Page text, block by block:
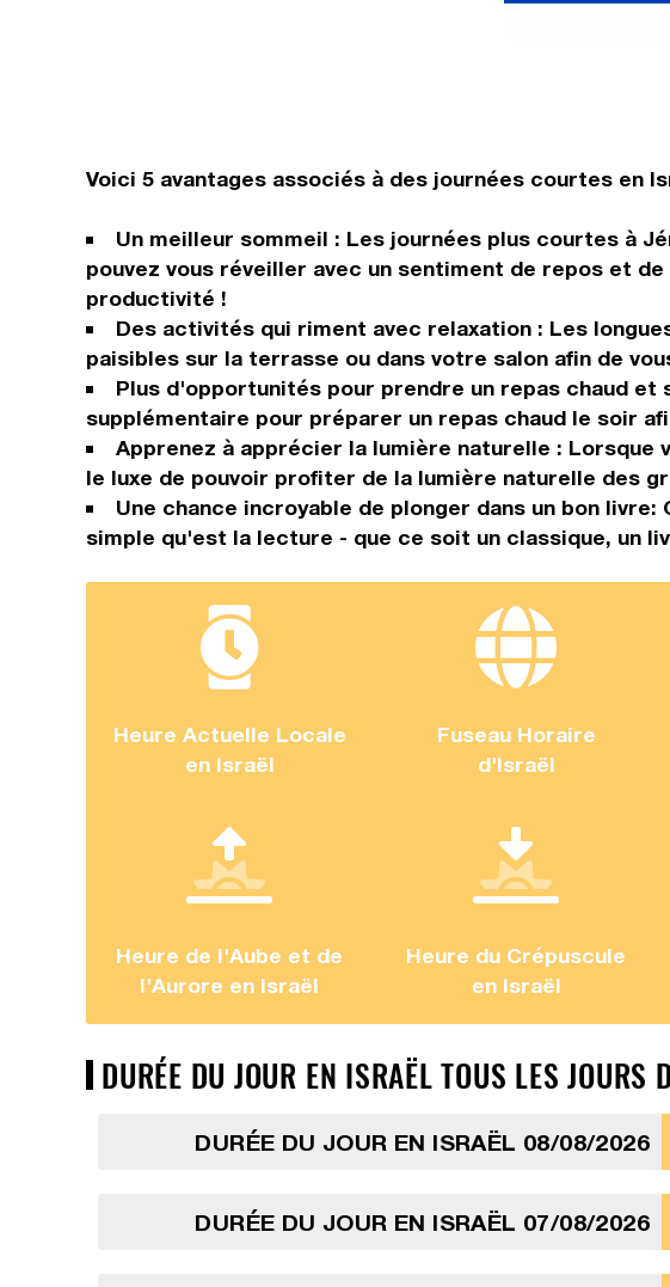
Voici 5 avantages associés à des journées courtes en
Un meilleur sommeil : Les journées plus courtes à
pouvez vous réveiller avec un sentiment de repos et
productivité !
Des activités qui riment avec relaxation : Les
paisibles sur la terrasse ou dans votre salon afin de
Plus d'opportunités pour prendre un repas chaud et
supplémentaire pour préparer un repas chaud le soir
Apprenez à apprécier la lumière naturelle :
le luxe de pouvoir profiter de la lumière naturelle des
Une chance incroyable de plonger dans un bon
simple qu'est la lecture - que ce soit un classique, un
Heure Actuelle Locale
en Israël
Fuseau Horaire
d'Israël
Heure de l'Aube et de
l'Aurore en Israël
Heure du Crépuscule
en Israël
DURÉE DU JOUR EN ISRAËL TOUS LES JOURS
DURÉE DU JOUR EN ISRAËL 08/08/2026
DURÉE DU JOUR EN ISRAËL 07/08/2026